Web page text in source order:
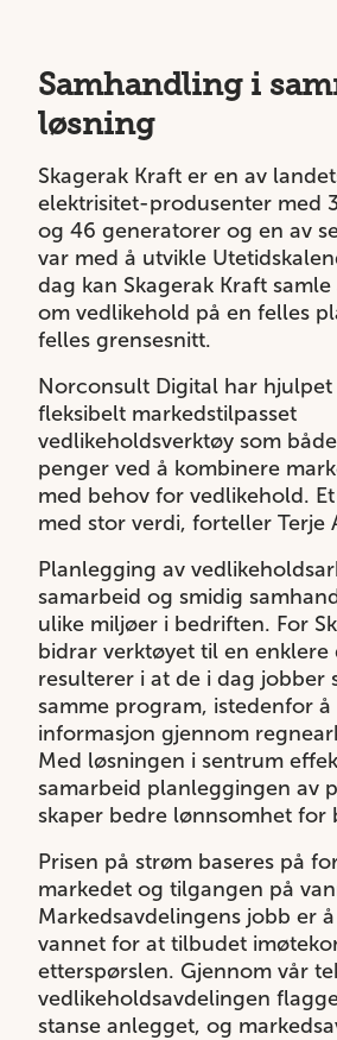
Samhandling i
løsning
Skagerak Kraft er en av
elektrisitet-produsenter med
og 46 generatorer og en av
var med å utvikle
dag kan Skagerak Kraft
om vedlikehold på en felles
felles grensesnitt.
Norconsult Digital har hjulpet
fleksibelt markedstilpasset
vedlikeholdsverktøy som
penger ved å kombinere
med behov for vedlikehold.
med stor verdi, forteller Terje
Planlegging av
samarbeid og smidig
ulike miljøer i bedriften. For
bidrar verktøyet til en enklere
resulterer i at de i dag jobber
samme program, istedenfor å
informasjon gjennom
Med løsningen i sentrum
samarbeid planleggingen av
skaper bedre lønnsomhet for
Prisen på strøm baseres på
markedet og tilgangen på
Markedsavdelingens jobb er
vannet for at tilbudet
etterspørslen. Gjennom vår
vedlikeholdsavdelingen
stanse anlegget, og